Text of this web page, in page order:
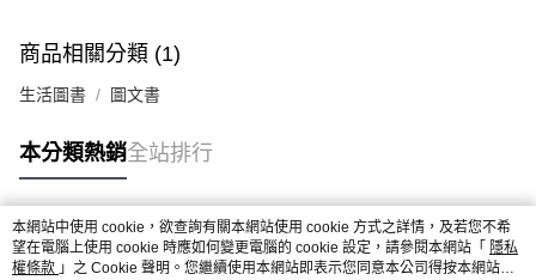
商品相關分類 (1)
生活圖書 圖文書
本分類熱銷全站排行
熱門標籤
本網站中使用 cookie，欲查詢有關本網站使用 cookie 方式之詳情，及若您不希
望在電腦上使用 cookie 時應如何變更電腦的 cookie 設定，請參閱本網站「 隱私
權條款 」之 Cookie 聲明。您繼續使用本網站即表示您同意本公司得按本網站使